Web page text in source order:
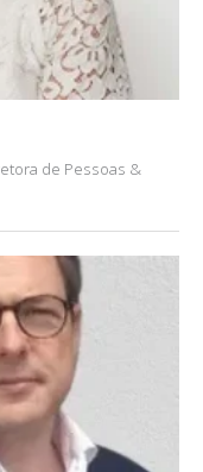
de Pessoas &